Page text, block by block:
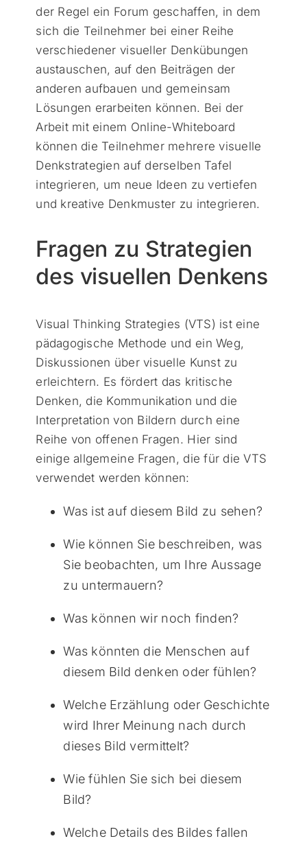
der Regel ein Forum geschaffen, in dem
sich die Teilnehmer bei einer Reihe
verschiedener visueller Denkübungen
austauschen, auf den Beiträgen der
anderen aufbauen und gemeinsam
Lösungen erarbeiten können. Bei der
Arbeit mit einem Online-Whiteboard
können die Teilnehmer mehrere visuelle
Denkstrategien auf derselben Tafel
integrieren, um neue Ideen zu vertiefen
und kreative Denkmuster zu integrieren.
Fragen zu Strategien
des visuellen Denkens
Visual Thinking Strategies (VTS) ist eine
pädagogische Methode und ein Weg,
Diskussionen über visuelle Kunst zu
erleichtern. Es fördert das kritische
Denken, die Kommunikation und die
Interpretation von Bildern durch eine
Reihe von offenen Fragen. Hier sind
einige allgemeine Fragen, die für die VTS
verwendet werden können:
Was ist auf diesem Bild zu sehen?
Wie können Sie beschreiben, was
Sie beobachten, um Ihre Aussage
zu untermauern?
Was können wir noch finden?
Was könnten die Menschen auf
diesem Bild denken oder fühlen?
Welche Erzählung oder Geschichte
wird Ihrer Meinung nach durch
dieses Bild vermittelt?
Wie fühlen Sie sich bei diesem
Bild?
Welche Details des Bildes fallen